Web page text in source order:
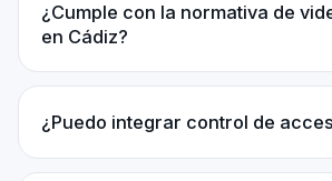
¿Cumple con la normativa de
en Cádiz?
¿Puedo integrar control de